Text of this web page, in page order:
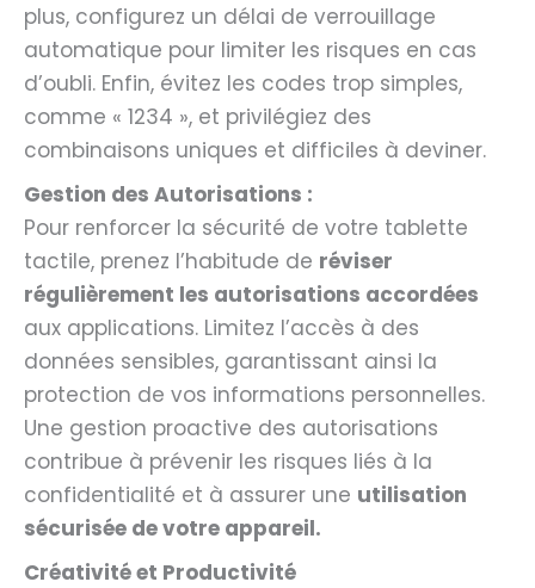
plus, configurez un délai de verrouillage
automatique pour limiter les risques en cas
d’oubli. Enfin, évitez les codes trop simples,
comme « 1234 », et privilégiez des
combinaisons uniques et difficiles à deviner.
Gestion des Autorisations :
Pour renforcer la sécurité de votre tablette
tactile, prenez l’habitude de réviser
régulièrement les autorisations accordées
aux applications. Limitez l’accès à des
données sensibles, garantissant ainsi la
protection de vos informations personnelles.
Une gestion proactive des autorisations
contribue à prévenir les risques liés à la
confidentialité et à assurer une utilisation
sécurisée de votre appareil.
Créativité et Productivité